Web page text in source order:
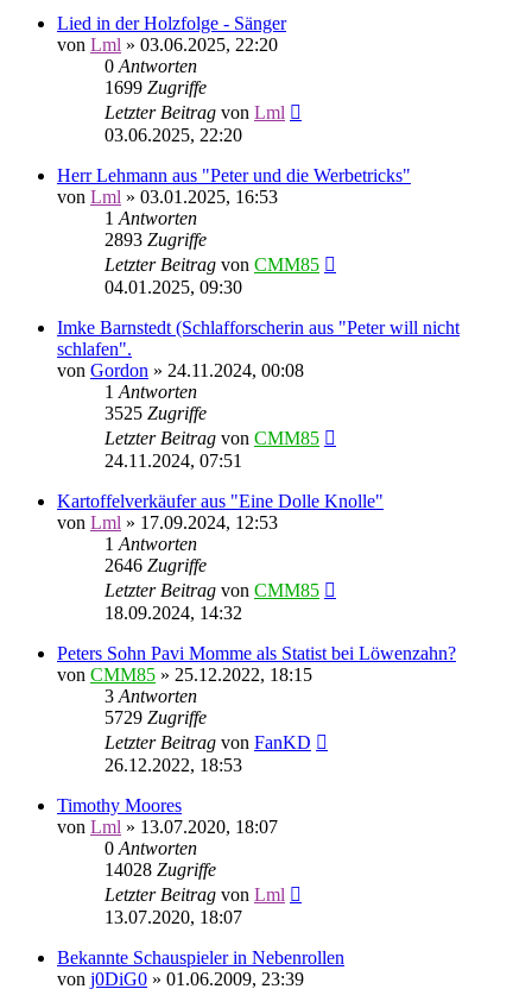
Lied in der Holzfolge - Sänger
von Lml » 03.06.2025, 22:20
0 Antworten
1699 Zugriffe
Letzter Beitrag von Lml
03.06.2025, 22:20
Herr Lehmann aus "Peter und die Werbetricks"
von Lml » 03.01.2025, 16:53
1 Antworten
2893 Zugriffe
Letzter Beitrag von CMM85
04.01.2025, 09:30
Imke Barnstedt (Schlafforscherin aus "Peter will nicht
schlafen".
von Gordon » 24.11.2024, 00:08
1 Antworten
3525 Zugriffe
Letzter Beitrag von CMM85
24.11.2024, 07:51
Kartoffelverkäufer aus "Eine Dolle Knolle"
von Lml » 17.09.2024, 12:53
1 Antworten
2646 Zugriffe
Letzter Beitrag von CMM85
18.09.2024, 14:32
Peters Sohn Pavi Momme als Statist bei Löwenzahn?
von CMM85 » 25.12.2022, 18:15
3 Antworten
5729 Zugriffe
Letzter Beitrag von FanKD
26.12.2022, 18:53
Timothy Moores
von Lml » 13.07.2020, 18:07
0 Antworten
14028 Zugriffe
Letzter Beitrag von Lml
13.07.2020, 18:07
Bekannte Schauspieler in Nebenrollen
von j0DiG0 » 01.06.2009, 23:39